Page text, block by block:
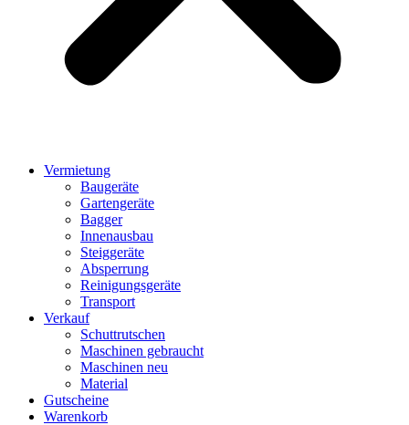
Vermietung
Baugeräte
Gartengeräte
Bagger
Innenausbau
Steiggeräte
Absperrung
Reinigungsgeräte
Transport
Verkauf
Schuttrutschen
Maschinen gebraucht
Maschinen neu
Material
Gutscheine
Warenkorb